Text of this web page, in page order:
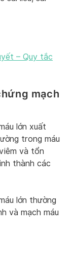
– Quy tắc
mạch
lớn xuất
trong máu
và tổn
thành các
lớn thường
và mạch máu